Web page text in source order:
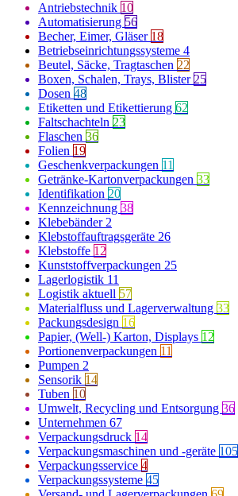
Antriebstechnik 10
Automatisierung 56
Becher, Eimer, Gläser 18
Betriebseinrichtungssysteme 4
Beutel, Säcke, Tragtaschen 22
Boxen, Schalen, Trays, Blister 25
Dosen 48
Etiketten und Etikettierung 62
Faltschachteln 23
Flaschen 36
Folien 19
Geschenkverpackungen 11
Getränke-Kartonverpackungen 33
Identifikation 20
Kennzeichnung 38
Klebebänder 2
Klebstoffauftragsgeräte 26
Klebstoffe 12
Kunststoffverpackungen 25
Lagerlogistik 11
Logistik aktuell 57
Materialfluss und Lagerverwaltung 33
Packungsdesign 16
Papier, (Well-) Karton, Displays 12
Portionenverpackungen 11
Pumpen 2
Sensorik 14
Tuben 10
Umwelt, Recycling und Entsorgung 36
Unternehmen 67
Verpackungsdruck 14
Verpackungsmaschinen und -geräte 105
Verpackungsservice 4
Verpackungssysteme 45